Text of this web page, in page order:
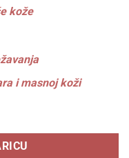
kože
i masnoj koži
+ LYCHEE 200ml, Za